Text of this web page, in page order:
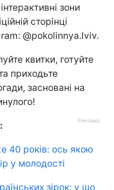
зони
сторінці
@pokolinnya.lviv.
квитки, готуйте
приходьте
засновані на
40 років: ось якою
у молодості
зірок: у що